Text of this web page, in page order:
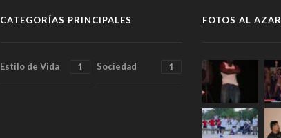
CATEGORÍAS PRINCIPALES
Estilo de Vida 1 Sociedad 1
FOTOS AL AZAR